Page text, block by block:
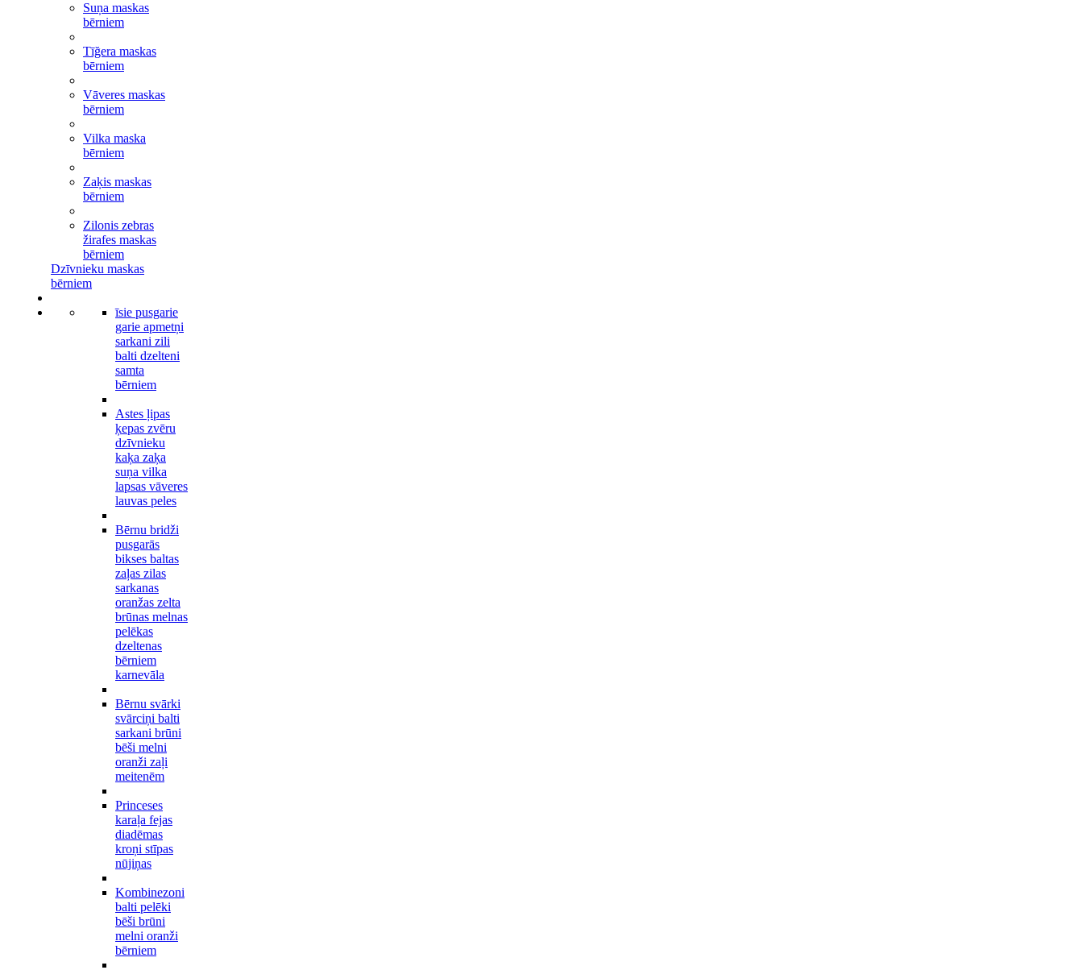
Suņa maskas
bērniem
Tīğera maskas
bērniem
Vāveres maskas
bērniem
Vilka maska
bērniem
Zaķis maskas
bērniem
Zilonis zebras
žirafes maskas
bērniem
Dzīvnieku maskas
bērniem
īsie pusgarie
garie apmetņi
sarkani zili
balti dzelteni
samta
bērniem
Astes ļipas
ķepas zvēru
dzīvnieku
kaķa zaķa
suņa vilka
lapsas vāveres
lauvas peles
Bērnu bridži
pusgarās
bikses baltas
zaļas zilas
sarkanas
oranžas zelta
brūnas melnas
pelēkas
dzeltenas
bērniem
karnevāla
Bērnu svārki
svārciņi balti
sarkani brūni
bēši melni
oranži zaļi
meitenēm
Princeses
karaļa fejas
diadēmas
kroņi stīpas
nūjiņas
Kombinezoni
balti pelēki
bēši brūni
melni oranži
bērniem